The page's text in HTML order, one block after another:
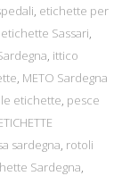
, etichette per
etichette Sassari,
, ittico
, METO Sardegna
etichette, pesce
sardegna, rotoli
Sardegna,